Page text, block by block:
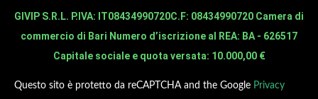
GIVIP S.R.L. P.IVA: IT08434990720C.F: 08434990720 Camera di
commercio di Bari Numero d’iscrizione al REA: BA - 626517
Capitale sociale e quota versata: 10.000,00 €
Questo sito è protetto da reCAPTCHA and the Google Privacy